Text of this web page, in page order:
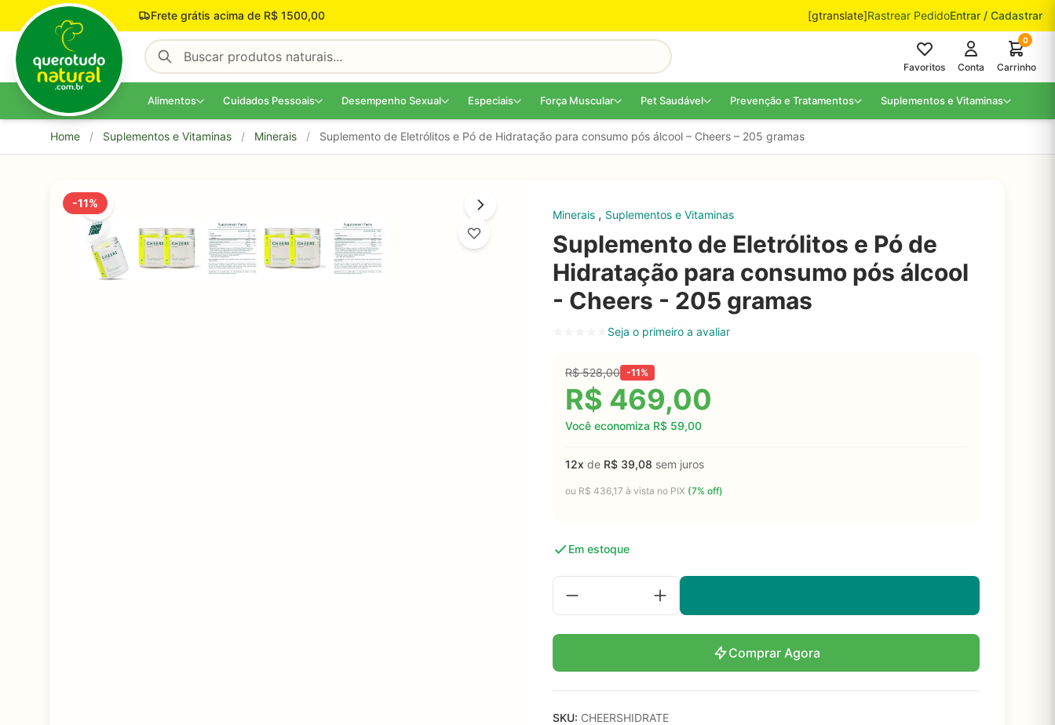
Pular para o conteúdo Frete grátis acima de R$ 1500,00 [gtranslate]Rastrear PedidoEntrar / Cadastrar
Favoritos Conta
0
Carrinho
Alimentos Cuidados Pessoais Desempenho Sexual Especiais Força Muscular Pet Saudável Prevenção e Tratamentos Suplementos e Vitaminas
Home / Suplementos e Vitaminas / Minerais / Suplemento de Eletrólitos e Pó de Hidratação para consumo pós álcool – Cheers – 205 gramas
-11%
Minerais , Suplementos e Vitaminas
Suplemento de Eletrólitos e Pó de
Hidratação para consumo pós álcool
- Cheers - 205 gramas
Seja o primeiro a avaliar
R$528,00 -11%
R$ 469,00
Você economiza R$ 59,00
12x de R$ 39,08 sem juros
ou R$ 436,17 à vista no PIX (7% off)
Em estoque
Comprar Agora
SKU: CHEERSHIDRATE